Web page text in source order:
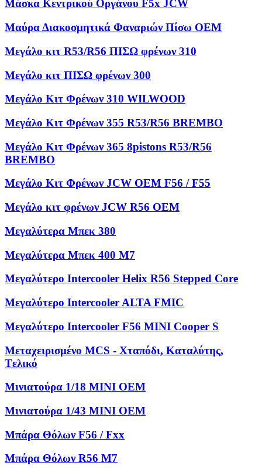
Μάσκα Κεντρικού Οργάνου F5x JCW
Μαύρα Διακοσμητικά Φαναριών Πίσω OEM
Μεγάλο κιτ R53/R56 ΠΙΣΩ φρένων 310
Μεγάλο κιτ ΠΙΣΩ φρένων 300
Μεγάλο Κιτ Φρένων 310 WILWOOD
Μεγάλο Κιτ Φρένων 355 R53/R56 BREMBO
Μεγάλο Κιτ Φρένων 365 8pistons R53/R56
BREMBO
Μεγάλο Κιτ Φρένων JCW OEM F56 / F55
Μεγάλο κιτ φρένων JCW R56 OEM
Μεγαλύτερα Μπεκ 380
Μεγαλύτερα Μπεκ 400 M7
Μεγαλύτερο Intercooler Helix R56 Stepped Core
Μεγαλύτερο Intercooler ALTA FMIC
Μεγαλύτερο Intercooler F56 MINI Cooper S
Μεταχειρισμένο MCS - Χταπόδι, Kαταλύτης,
Tελικό
Μινιατούρα 1/18 MINI OEM
Μινιατούρα 1/43 MINI OEM
Μπάρα Θόλων F56 / Fxx
Μπάρα Θόλων R56 M7